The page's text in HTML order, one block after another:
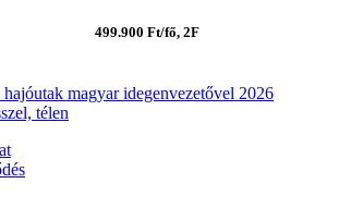
499.900 Ft/fő, 2F
magyar idegenvezetővel 2026
télen